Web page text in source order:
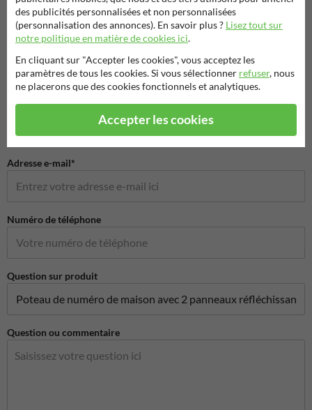
Poser votre question à Signalisationtouristique.be
Nom de l'entreprise
Adresse e-mail*
Numéro de téléphone
Question sur produit
Question ou commentaire
des publicités personnalisées et non personnalisées
(personnalisation des annonces). En savoir plus ? Lisez tout sur
notre politique en matière de cookies ici.
En cliquant sur "Accepter les cookies", vous acceptez les
paramètres de tous les cookies. Si vous sélectionner refuser, nous
ne placerons que des cookies fonctionnels et analytiques.
Accepter les cookies